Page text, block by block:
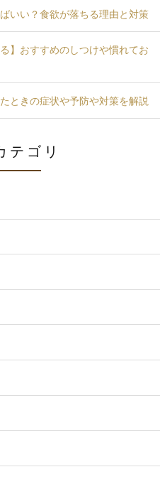
いい？食欲が落ちる理由と対策
】おすすめのしつけや慣れてお
ときの症状や予防や対策を解説
テゴリ